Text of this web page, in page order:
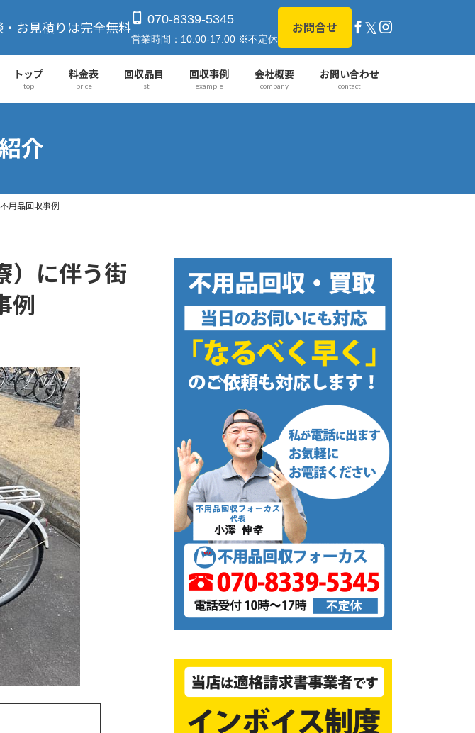
・お見積りは完全無料
070-8339-5345
営業時間：10:00-17:00 ※不定休
お問合せ 𝕏
トップ
top
料金表
price
回収品目
list
回収事例
example
会社概要
company
お問い合わせ
contact
介
用品回収事例
）に伴う街
例